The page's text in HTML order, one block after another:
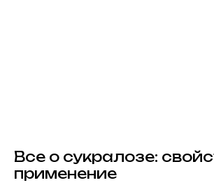
Все о сукралозе:
применение